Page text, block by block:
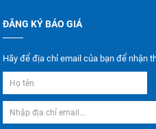
ĐĂNG KÝ BÁO GIÁ
Hãy để địa chỉ email của bạn để nhận